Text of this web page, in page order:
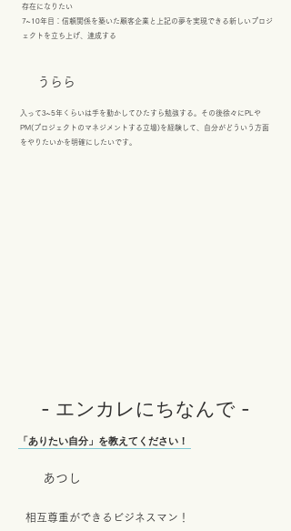
存在になりたい
7~10年目：信頼関係を築いた顧客企業と上記の夢を実現できる新しいプロジ
ェクトを立ち上げ、達成する
うらら
入って3~5年くらいは手を動かしてひたすら勉強する。その後徐々にPLや
PM(プロジェクトのマネジメントする立場)を経験して、自分がどういう方面
をやりたいかを明確にしたいです。
- エンカレにちなんで -
「ありたい自分」を教えてください！
あつし
相互尊重ができるビジネスマン！